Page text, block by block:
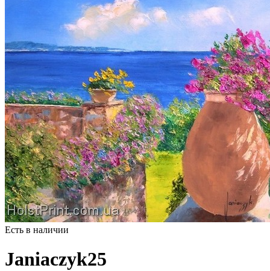
Есть в наличии
Janiaczyk25